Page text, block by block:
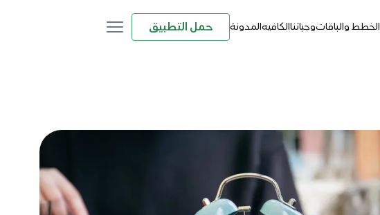
الخطط والباقاتوجباتناالكافيهالمدونة حمل التطبيق